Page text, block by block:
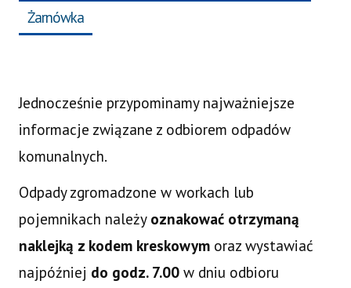
Żarnówka
Jednocześnie przypominamy najważniejsze
informacje związane z odbiorem odpadów
komunalnych.
Odpady zgromadzone w workach lub
pojemnikach należy oznakować otrzymaną
naklejką z kodem kreskowym oraz wystawiać
najpóźniej do godz. 7.00 w dniu odbioru